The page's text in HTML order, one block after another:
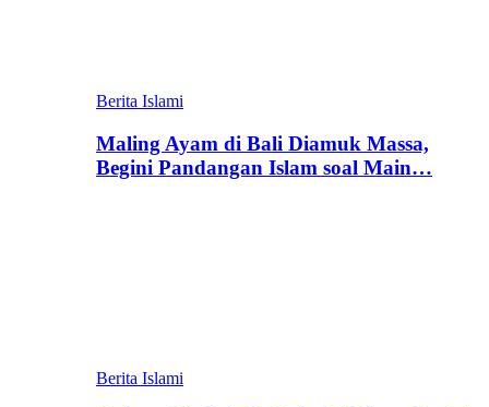
Berita Islami
Maling Ayam di Bali Diamuk Massa,
Begini Pandangan Islam soal Main…
Berita Islami